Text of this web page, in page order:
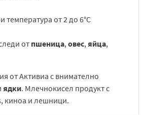
температура от 2 до 6°C
от пшеница,овес,яйца,
от Активиа с внимателно
ядки. Млечнокисел продукт с
киноа и лешници.